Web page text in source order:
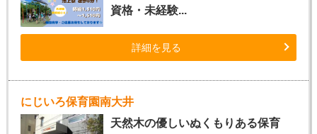
資格・未経験...
詳細を見る
にじいろ保育園南大井
天然木の優しいぬくもりある保育